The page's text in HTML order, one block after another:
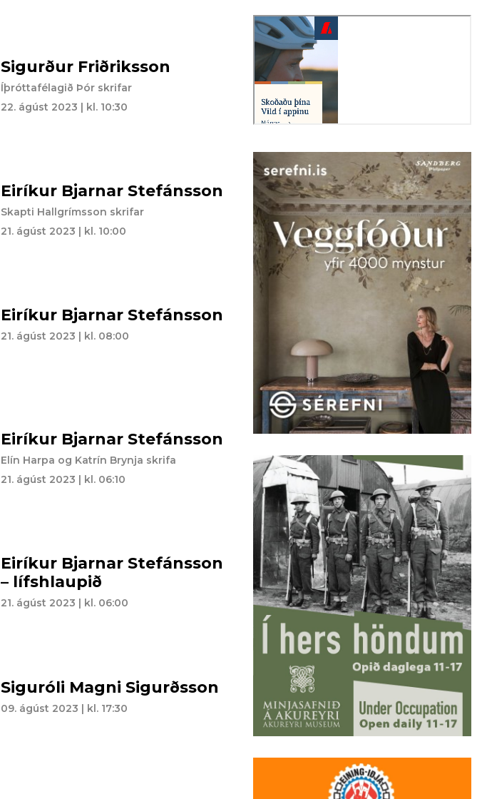
Sigurður Friðriksson
Íþróttafélagið Þór skrifar
22. ágúst 2023 | kl. 10:30
Eiríkur Bjarnar Stefánsson
Skapti Hallgrímsson skrifar
21. ágúst 2023 | kl. 10:00
Eiríkur Bjarnar Stefánsson
21. ágúst 2023 | kl. 08:00
Eiríkur Bjarnar Stefánsson
Elín Harpa og Katrín Brynja skrifa
21. ágúst 2023 | kl. 06:10
Eiríkur Bjarnar Stefánsson
– lífshlaupið
21. ágúst 2023 | kl. 06:00
Siguróli Magni Sigurðsson
09. ágúst 2023 | kl. 17:30